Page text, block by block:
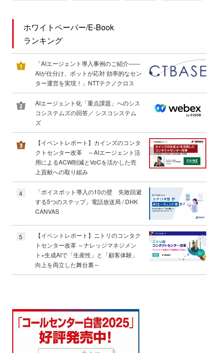
ホワイトペーパー/E-Book
ランキング
「AIエージェント導入事例のご紹介――
AIが仕分け、ボットが応対 効率的なセン
ター運営を実現！」NTTテクノクロス
AIエージェント化「重点課題」へのシス
コシステムズの回答／ シスコシステム
ズ
【イベントレポート】カインズのコンタ
クトセンター改革 ～AIエージェント活
用によるACW削減とVoCを活かした売
上貢献への取り組み
4
「ボイスボット導入の10の壁 失敗回避
する5つのステップ」電話放送局 / DHK
CANVAS
5
【イベントレポート】ニトリのコンタク
トセンター改革 ～ナレッジマネジメン
ト×生成AIで「生産性」と「顧客体験」
向上を両立した舞台裏～